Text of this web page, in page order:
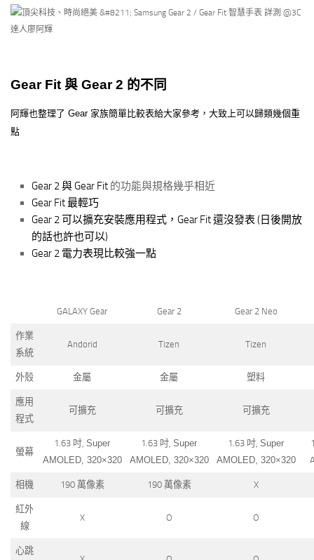
Gear Fit 與 Gear 2 的不同
阿輝也整理了 Gear 家族簡單比較表給大家參考，大致上可以歸類幾個重
點
Gear 2 與 Gear Fit 的功能與規格幾乎相近
Gear Fit 最輕巧
Gear 2 可以擴充安裝應用程式，Gear Fit 還沒發表 (日後開放
的話也許也可以)
Gear 2 電力表現比較強一點
GALAXY Gear Gear 2 Gear 2 Neo
作業
系統
Andorid Tizen Tizen
外殼 金屬 金屬 塑料
應用
程式
可擴充 可擴充 可擴充
螢幕
1.63 吋, Super
AMOLED, 320×320
1.63 吋, Super
AMOLED, 320×320
1.63 吋, Super
AMOLED, 320×320
相機 190 萬像素 190 萬像素 X
紅外
線
X O O
心跳